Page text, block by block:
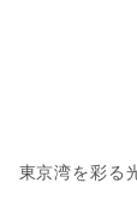
東京湾を彩る